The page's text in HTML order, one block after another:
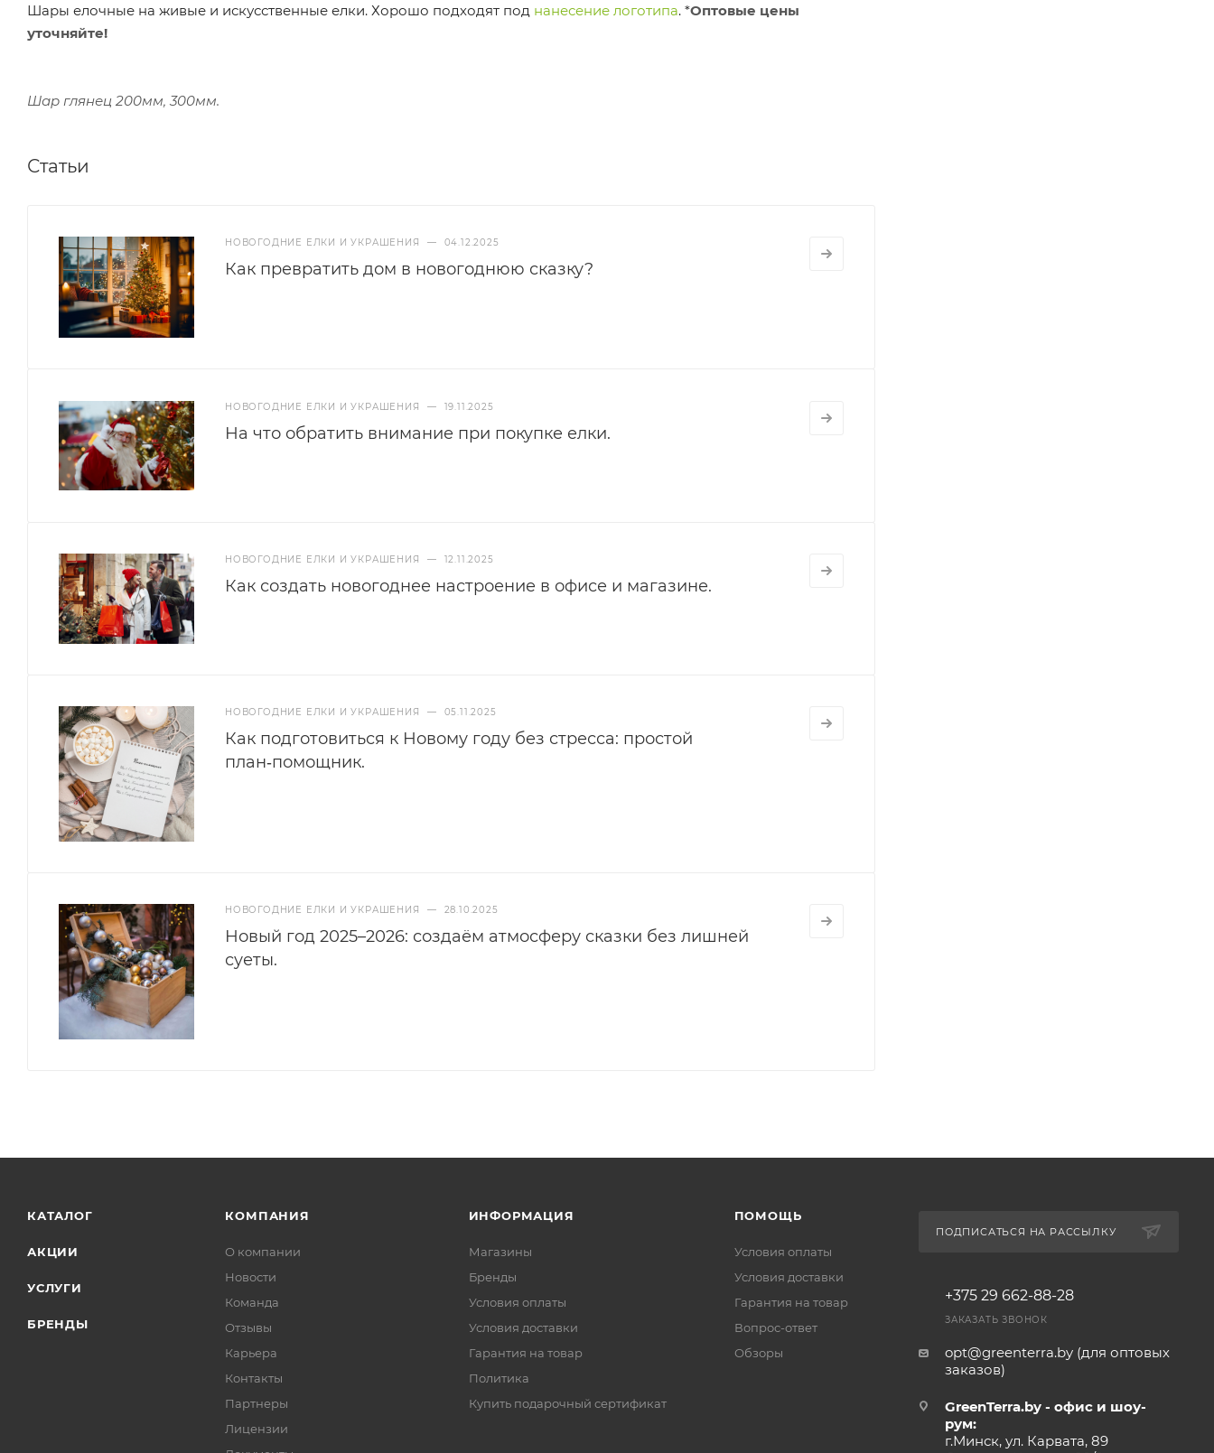
Шары елочные на живые и искусственные елки. Хорошо подходят под нанесение логотипа. *Оптовые цены
уточняйте!
Шар глянец 200мм, 300мм.
Статьи
НОВОГОДНИЕ ЕЛКИ И УКРАШЕНИЯ — 04.12.2025
Как превратить дом в новогоднюю сказку?
НОВОГОДНИЕ ЕЛКИ И УКРАШЕНИЯ — 19.11.2025
На что обратить внимание при покупке елки.
НОВОГОДНИЕ ЕЛКИ И УКРАШЕНИЯ — 12.11.2025
Как создать новогоднее настроение в офисе и магазине.
НОВОГОДНИЕ ЕЛКИ И УКРАШЕНИЯ — 05.11.2025
Как подготовиться к Новому году без стресса: простой
план‑помощник.
НОВОГОДНИЕ ЕЛКИ И УКРАШЕНИЯ — 28.10.2025
Новый год 2025–2026: создаём атмосферу сказки без лишней
суеты.
КАТАЛОГ
АКЦИИ
УСЛУГИ
БРЕНДЫ
КОМПАНИЯ
О компании
Новости
Команда
Отзывы
Карьера
Контакты
Партнеры
Лицензии
ИНФОРМАЦИЯ
Магазины
Бренды
Условия оплаты
Условия доставки
Гарантия на товар
Политика
Купить подарочный сертификат
ПОМОЩЬ
Условия оплаты
Условия доставки
Гарантия на товар
Вопрос-ответ
Обзоры
ПОДПИСАТЬСЯ НА РАССЫЛКУ
+375 29 662-88-28
ЗАКАЗАТЬ ЗВОНОК
opt@greenterra.by (для оптовых
заказов)
GreenTerra.by - офис и шоу-
рум:
г.Минск, ул. Карвата, 89